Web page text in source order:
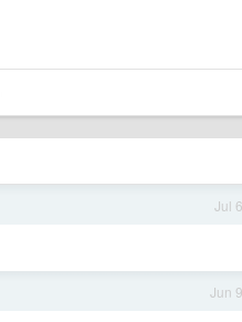
Jul 6
Jun 9